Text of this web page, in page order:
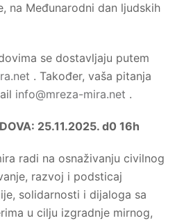
na Međunarodni dan ljudskih
se dostavljaju putem
. Također, vaša pitanja
info@mreza-mira.net .
25.11.2025. d0 16h
radi na osnaživanju civilnog
razvoj i podsticaj
solidarnosti i dijaloga sa
u cilju izgradnje mirnog,